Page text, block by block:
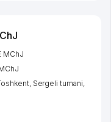
MChJ
, Sergeli tumani,